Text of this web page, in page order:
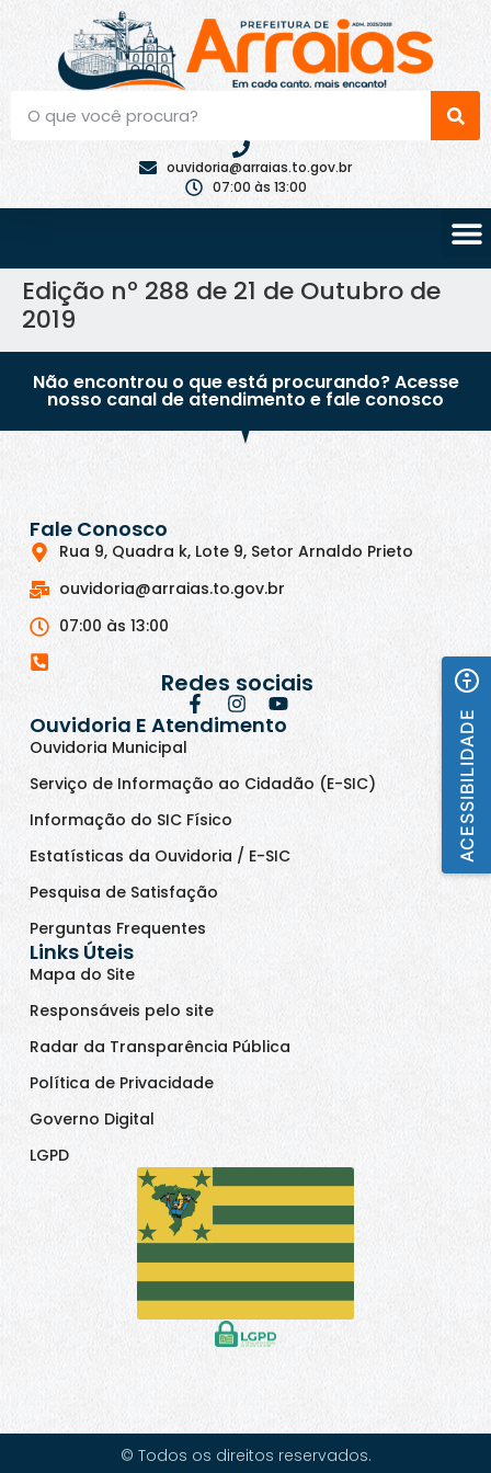
ouvidoria@arraias.to.gov.br
07:00 às 13:00
Edição nº 288 de 21 de Outubro de
2019
Não encontrou o que está procurando? Acesse
nosso canal de atendimento e fale conosco
Fale Conosco
Rua 9, Quadra k, Lote 9, Setor Arnaldo Prieto
ouvidoria@arraias.to.gov.br
07:00 às 13:00
Redes sociais
Ouvidoria E Atendimento
Ouvidoria Municipal
Serviço de Informação ao Cidadão (E-SIC)
Informação do SIC Físico
Estatísticas da Ouvidoria / E-SIC
Pesquisa de Satisfação
Perguntas Frequentes
Links Úteis
Mapa do Site
Responsáveis pelo site
Radar da Transparência Pública
Política de Privacidade
Governo Digital
LGPD
© Todos os direitos reservados.
ACESSIBILIDADE